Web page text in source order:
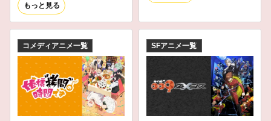
もっと見る
コメディアニメ一覧 SFアニメ一覧